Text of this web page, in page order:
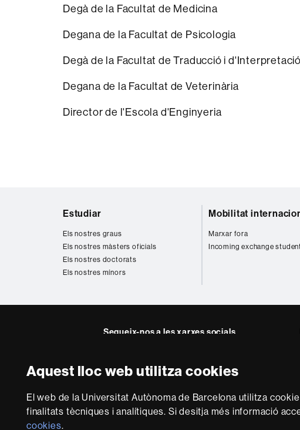
Aquest lloc web utilitza cookies
El web de la Universitat Autònoma de Barcelona utilitza
finalitats tècniques i analítiques. Si desitja més informació
cookies.
Degà de la Facultat de Medicina
Degana de la Facultat de Psicologia
Degà de la Facultat de Traducció i d'Interpretació
Degana de la Facultat de Veterinària
Director de l'Escola d'Enginyeria
Estudiar
Els nostres graus
Els nostres màsters oficials
Els nostres doctorats
Els nostres mínors
Mobilitat
Marxar fora
Incoming exchange
Segueix-nos a les xarxes socials
FFLFFLFFLFFLUAB
Sobre
aquest
web